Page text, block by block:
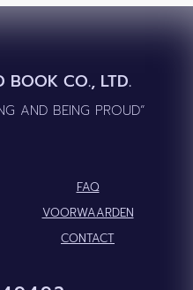
BOOK CO., LTD.
AND BEING PROUD”
FAQ
VOORWAARDEN
CONTACT